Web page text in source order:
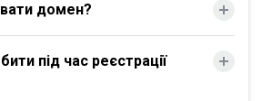
домен?
під час реєстрації